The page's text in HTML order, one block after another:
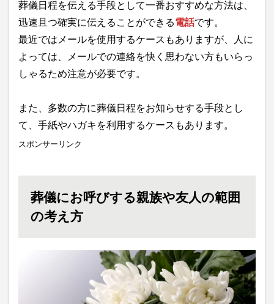
葬儀日程を伝える手段として一番おすすめな方法は、
迅速且つ確実に伝えることができる電話です。
最近ではメールを使用するケースもありますが、人に
よっては、メールでの連絡を快く思わない方もいらっ
しゃるため注意が必要です。
また、多数の方に葬儀日程をお知らせする手段とし
て、手紙やハガキを利用するケースもあります。
スポンサーリンク
葬儀にお呼びする親族や友人の範囲
の考え方